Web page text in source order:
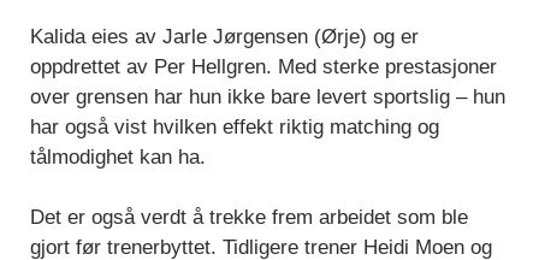
Kalida eies av Jarle Jørgensen (Ørje) og er
oppdrettet av Per Hellgren. Med sterke prestasjoner
over grensen har hun ikke bare levert sportslig – hun
har også vist hvilken effekt riktig matching og
tålmodighet kan ha.
Det er også verdt å trekke frem arbeidet som ble
gjort før trenerbyttet. Tidligere trener Heidi Moen og